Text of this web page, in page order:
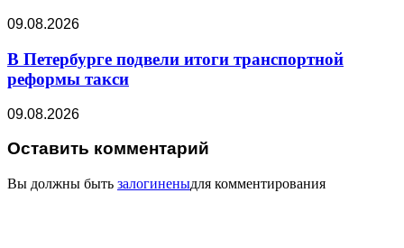
09.08.2026
В Петербурге подвели итоги транспортной
реформы такси
09.08.2026
Оставить комментарий
Вы должны быть залогиненыдля комментирования